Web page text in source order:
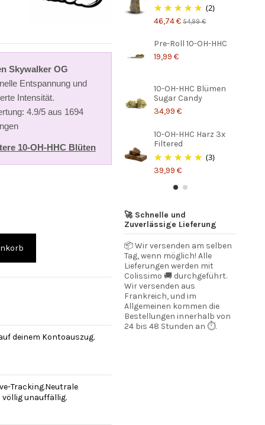
Skywalker OG
Entspannung und
Intensität.
4.9/5 aus 1694
10-OH-HHC Blüten
deinem Kontoauszug.
Tracking.Neutrale
unauffällig.
(2)
46,74 € 54,99 €
Pre-Roll 10-OH-HHC
19,99 €
10-OH-HHC Blümen
Sugar Candy
34,99 €
10-OH-HHC Harz 3x
Filtered
(3)
39,99 €
🚀 Schnelle und
Zuverlässige Lieferung
📦 Wir versenden am selben
Tag, wenn möglich! Alle
Lieferungen werden mit
Colissimo 🚚 durchgeführt.
Wir versenden aus
Frankreich, und im
Allgemeinen kommen die
Bestellungen innerhalb von
24 bis 48 Stunden an ⏱️.